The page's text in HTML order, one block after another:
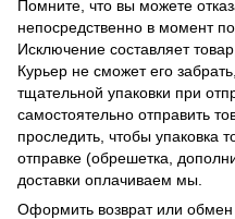
Помните, что вы можете
непосредственно в момент
Исключение составляет
Курьер не сможет его
тщательной упаковки при
самостоятельно отправить
проследить, чтобы упаковка
отправке (обрешетка,
доставки оплачиваем мы.
Оформить возврат или